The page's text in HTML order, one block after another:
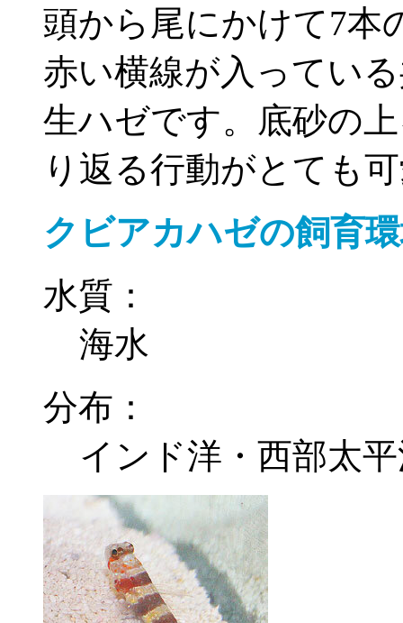
頭から尾にかけて7本
赤い横線が入ってい
生ハゼです。底砂の
り返る行動がとても
クビアカハゼの飼育
水質：
海水
分布：
インド洋・西部太